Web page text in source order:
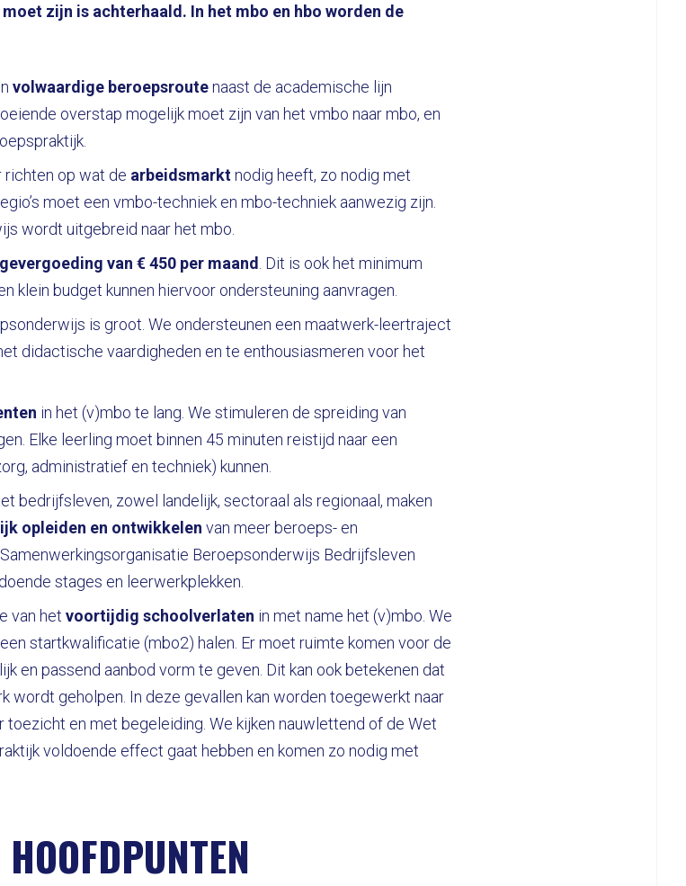
zijn is achterhaald. In het mbo en hbo worden de
volwaardige beroepsroutenaast de academische lijn
overstap mogelijk moet zijn van het vmbo naar mbo, en
op wat de arbeidsmarktnodig heeft, zo nodig met
moet een vmbo-techniek en mbo-techniek aanwezig zijn.
wordt uitgebreid naar het mbo.
van € 450 per maand . Dit is ook het minimum
klein budget kunnen hiervoor ondersteuning aanvragen.
is groot. We ondersteunen een maatwerk-leertraject
didactische vaardigheden en te enthousiasmeren voor het
in het (v)mbo te lang. We stimuleren de spreiding van
Elke leerling moet binnen 45 minuten reistijd naar een
administratief en techniek) kunnen.
bedrijfsleven, zowel landelijk, sectoraal als regionaal, maken
opleiden en ontwikkelenvan meer beroeps- en
Beroepsonderwijs Bedrijfsleven
stages en leerwerkplekken.
van hetvoortijdig schoolverlaten in met name het (v)mbo. We
startkwalificatie (mbo2) halen. Er moet ruimte komen voor de
en passend aanbod vorm te geven. Dit kan ook betekenen dat
wordt geholpen. In deze gevallen kan worden toegewerkt naar
toezicht en met begeleiding. We kijken nauwlettend of de Wet
voldoende effect gaat hebben en komen zo nodig met